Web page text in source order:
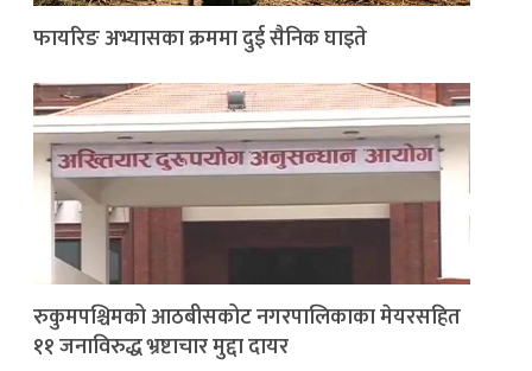
फायरिङ अभ्यासका क्रममा दुई सैनिक घाइते
रुकुमपश्चिमको आठबीसकोट नगरपालिकाका मेयरसहित
११ जनाविरुद्ध भ्रष्टाचार मुद्दा दायर